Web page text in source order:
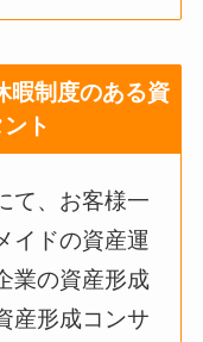
暇制度のある資
ト
て、お客様一
イドの資産運
業の資産形成
産形成コンサ